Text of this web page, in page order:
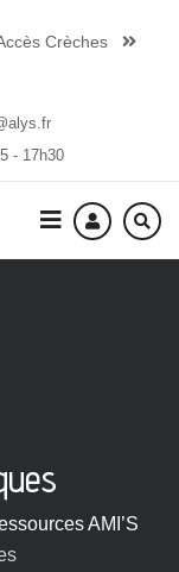
Crèches
- 17h30
AMI’S